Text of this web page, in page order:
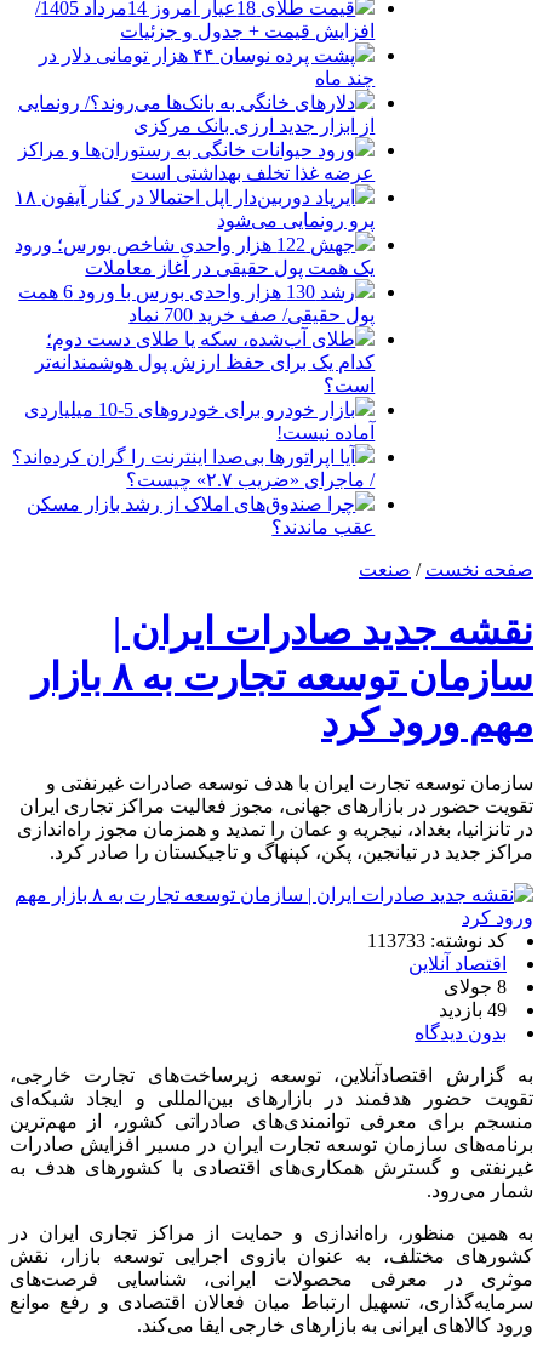
قیمت طلای 18عیار امروز 14مرداد 1405/
افزایش قیمت + جدول و جزئیات
پشت پرده نوسان ۴۴ هزار تومانی دلار در
چند ماه
دلارهای خانگی به بانک‌ها می‌روند؟/ رونمایی
از ابزار جدید ارزی بانک مرکزی
ورود حیوانات خانگی به رستوران‌ها و مراکز
عرضه غذا تخلف بهداشتی است
ایرپاد دوربین‌دار اپل احتمالا در کنار آیفون ۱۸
پرو رونمایی می‌شود
جهش 122 هزار واحدی شاخص بورس؛ ورود
یک همت پول حقیقی در آغاز معاملات
رشد 130 هزار واحدی بورس با ورود 6 همت
پول حقیقی/ صف خرید 700 نماد
طلای آب‌شده، سکه یا طلای دست دوم؛
کدام یک برای حفظ ارزش پول هوشمندانه‌تر
است؟
بازار خودرو برای خودروهای 5-10 میلیاردی
آماده نیست!
آیا اپراتورها بی‌صدا اینترنت را گران کرده‌اند؟
/ ماجرای «ضریب ۲.۷» چیست؟
چرا صندوق‌های املاک از رشد بازار مسکن
عقب ماندند؟
صفحه نخست / صنعت
نقشه جدید صادرات ایران |
سازمان توسعه تجارت به ۸ بازار
مهم ورود کرد
سازمان توسعه تجارت ایران با هدف توسعه صادرات غیرنفتی و
تقویت حضور در بازارهای جهانی، مجوز فعالیت مراکز تجاری ایران
در تانزانیا، بغداد، نیجریه و عمان را تمدید و همزمان مجوز راه‌اندازی
مراکز جدید در تیانجین، پکن، کپنهاگ و تاجیکستان را صادر کرد.
کد نوشته: 113733
اقتصاد آنلاین
8 جولای
49 بازدید
بدون دیدگاه
به گزارش اقتصادآنلاین، توسعه زیرساخت‌های تجارت خارجی،
تقویت حضور هدفمند در بازار‌های بین‌المللی و ایجاد شبکه‌ای
منسجم برای معرفی توانمندی‌های صادراتی کشور، از مهم‌ترین
برنامه‌های سازمان توسعه تجارت ایران در مسیر افزایش صادرات
غیرنفتی و گسترش همکاری‌های اقتصادی با کشور‌های هدف به
شمار می‌رود.
به همین منظور، راه‌اندازی و حمایت از مراکز تجاری ایران در
کشور‌های مختلف، به عنوان بازوی اجرایی توسعه بازار، نقش
موثری در معرفی محصولات ایرانی، شناسایی فرصت‌های
سرمایه‌گذاری، تسهیل ارتباط میان فعالان اقتصادی و رفع موانع
ورود کالا‌های ایرانی به بازار‌های خارجی ایفا می‌کند.